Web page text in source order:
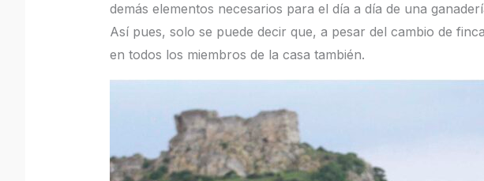
demás elementos necesarios para el día a día de una
Así pues, solo se puede decir que, a pesar del cambio de
en todos los miembros de la casa también.